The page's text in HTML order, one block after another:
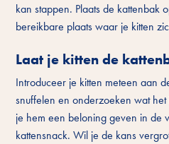
kan stappen. Plaats de kattenbak
bereikbare plaats waar je kitten
Laat je kitten de
Introduceer je kitten meteen aan
snuffelen en onderzoeken wat
je hem een beloning geven in de
kattensnack. Wil je de kans